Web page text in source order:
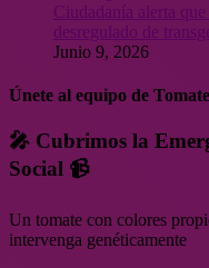
Ciudadanía alerta
desregulado de
Junio 9, 2026
Únete al equipo de
🎤 Cubrimos la
Social 📹
Un tomate con colores
intervenga genéticamente